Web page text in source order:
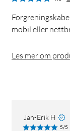
mobil eller
Les mer om
Jan-Erik H
5/5